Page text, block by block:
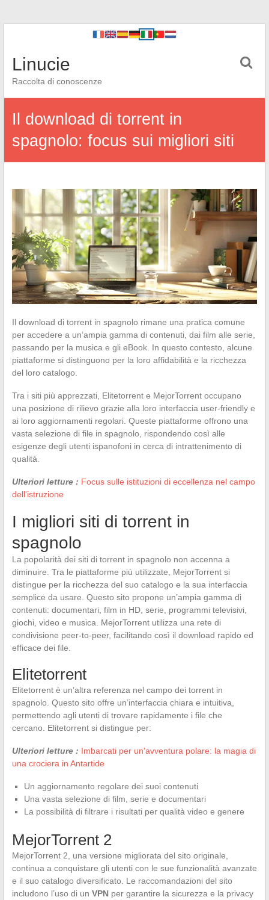
Linucie
Raccolta di conoscenze
Il download di torrent in
spagnolo: focus sui migliori siti
Il download di torrent in spagnolo rimane una pratica comune
per accedere a un’ampia gamma di contenuti, dai film alle serie,
passando per la musica e gli eBook. In questo contesto, alcune
piattaforme si distinguono per la loro affidabilità e la ricchezza
del loro catalogo.
Tra i siti più apprezzati, Elitetorrent e MejorTorrent occupano
una posizione di rilievo grazie alla loro interfaccia user-friendly e
ai loro aggiornamenti regolari. Queste piattaforme offrono una
vasta selezione di file in spagnolo, rispondendo così alle
esigenze degli utenti ispanofoni in cerca di intrattenimento di
qualità.
Ulteriori letture : Focus sulle istituzioni di eccellenza nel campo
dell'istruzione
I migliori siti di torrent in
spagnolo
La popolarità dei siti di torrent in spagnolo non accenna a
diminuire. Tra le piattaforme più utilizzate, MejorTorrent si
distingue per la ricchezza del suo catalogo e la sua interfaccia
semplice da usare. Questo sito propone un’ampia gamma di
contenuti: documentari, film in HD, serie, programmi televisivi,
giochi, video e musica. MejorTorrent utilizza una rete di
condivisione peer-to-peer, facilitando così il download rapido ed
efficace dei file.
Elitetorrent
Elitetorrent è un’altra referenza nel campo dei torrent in
spagnolo. Questo sito offre un’interfaccia chiara e intuitiva,
permettendo agli utenti di trovare rapidamente i file che
cercano. Elitetorrent si distingue per:
Ulteriori letture : Imbarcati per un'avventura polare: la magia di
una crociera in Antartide
Un aggiornamento regolare dei suoi contenuti
Una vasta selezione di film, serie e documentari
La possibilità di filtrare i risultati per qualità video e genere
MejorTorrent 2
MejorTorrent 2, una versione migliorata del sito originale,
continua a conquistare gli utenti con le sue funzionalità avanzate
e il suo catalogo diversificato. Le raccomandazioni del sito
includono l’uso di un VPNper garantire la sicurezza e la privacy